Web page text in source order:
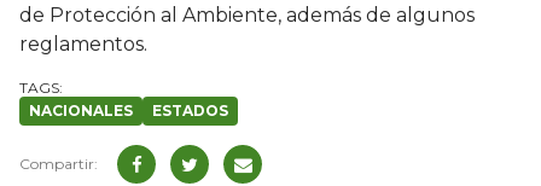
de Protección al Ambiente, además de algunos
reglamentos.
NACIONALES ESTADOS